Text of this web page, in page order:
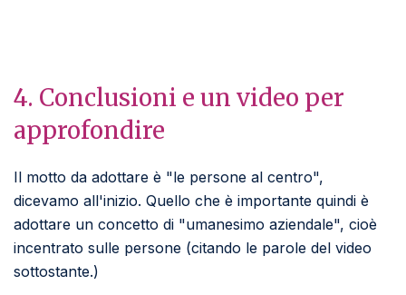
4. Conclusioni e un video per
approfondire
Il motto da adottare è "le persone al centro",
dicevamo all'inizio. Quello che è importante quindi è
adottare un concetto di "umanesimo aziendale", cioè
incentrato sulle persone (citando le parole del video
sottostante.)